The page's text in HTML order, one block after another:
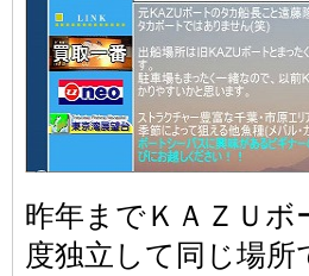
昨年までＫＡＺＵ
度独立して同じ場